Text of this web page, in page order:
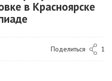
в Красноярске
Поделиться 1